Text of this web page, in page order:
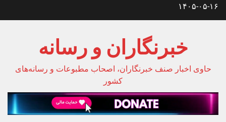
Skip۱۴۰۵-۰۵-۱۶
خبرنگاران و رسانه
حاوی اخبار صنف خبرنگاران، اصحاب مطبوعات و رسانه‌های
کشور